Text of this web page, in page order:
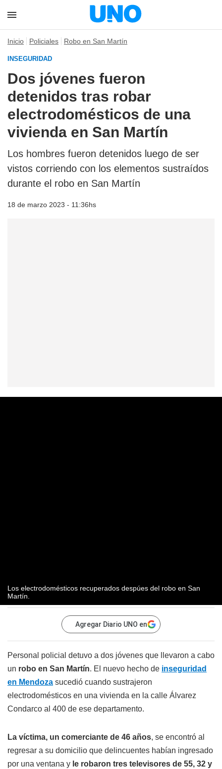
Inicio Policiales Robo en San Martín
INSEGURIDAD
Dos jóvenes fueron
detenidos tras robar
electrodomésticos de una
vivienda en San Martín
Los hombres fueron detenidos luego de ser
vistos corriendo con los elementos sustraídos
durante el robo en San Martín
18 de marzo 2023 - 11:36hs
Los electrodomésticos recuperados despúes del robo en San
Martín.
Agregar Diario UNO en
Personal policial detuvo a dos jóvenes que llevaron a cabo
un robo en San Martín. El nuevo hecho de inseguridad
en Mendoza sucedió cuando sustrajeron
electrodomésticos en una vivienda en la calle Álvarez
Condarco al 400 de ese departamento.
La víctima, un comerciante de 46 años, se encontró al
regresar a su domicilio que delincuentes habían ingresado
por una ventana y le robaron tres televisores de 55, 32 y